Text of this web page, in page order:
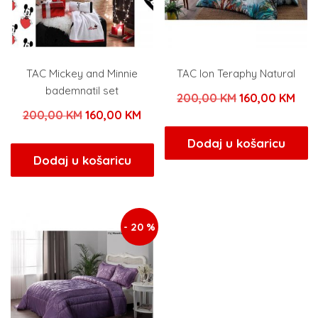
TAC Mickey and Minnie
bademnatil set
200,00KM Izvorna
bila
je:
160,00 KMTrenutna
160,00 KM.
Dodaj u košaricu
TAC Ion Teraphy Natural
200,00KMIzvorna
bila
je:
160,00 KM
Dodaj u košaricu
- 20 %